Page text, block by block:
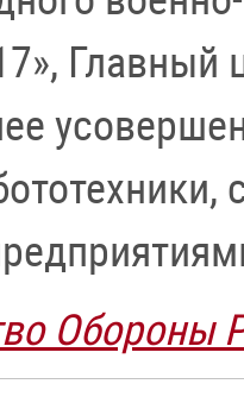
Главный
Обороны